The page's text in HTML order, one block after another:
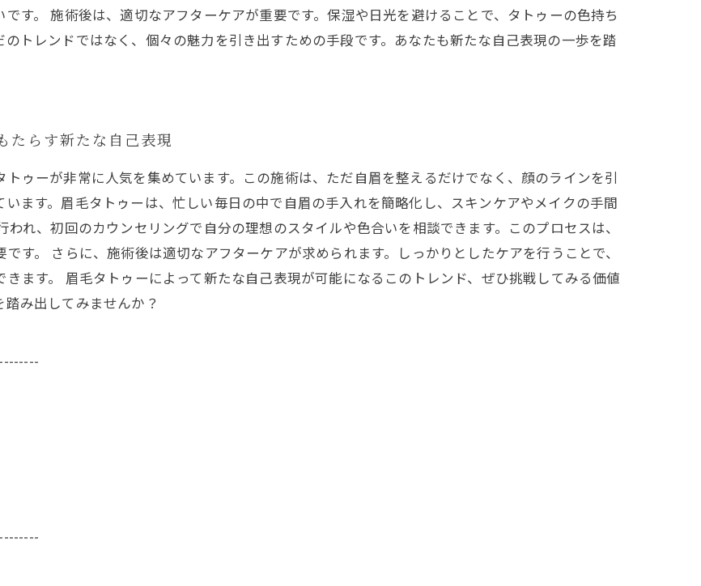
す。 施術後は、適切なアフターケアが重要です。保湿や日光を避けることで、タトゥーの色持ち
トレンドではなく、個々の魅力を引き出すための手段です。あなたも新たな自己表現の一歩を踏
たらす新たな自己表現
ゥーが非常に人気を集めています。この施術は、ただ自眉を整えるだけでなく、顔のラインを引
ます。眉毛タトゥーは、忙しい毎日の中で自眉の手入れを簡略化し、スキンケアやメイクの手間
れ、初回のカウンセリングで自分の理想のスタイルや色合いを相談できます。このプロセスは、
す。 さらに、施術後は適切なアフターケアが求められます。しっかりとしたケアを行うことで、
ます。 眉毛タトゥーによって新たな自己表現が可能になるこのトレンド、ぜひ挑戦してみる価値
み出してみませんか？